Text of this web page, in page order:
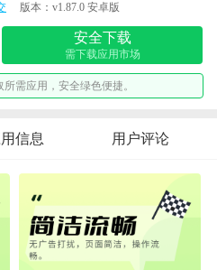
版本： v1.87.0 安卓版
安全下载
需下载应用市场
需应用，安全绿色便捷。
信息 用户评论